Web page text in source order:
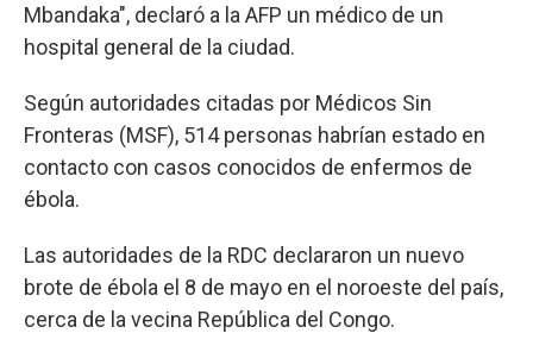
Mbandaka", declaró a la AFP un médico de un
hospital general de la ciudad.
Según autoridades citadas por Médicos Sin
Fronteras (MSF), 514 personas habrían estado en
contacto con casos conocidos de enfermos de
ébola.
Las autoridades de la RDC declararon un nuevo
brote de ébola el 8 de mayo en el noroeste del país,
cerca de la vecina República del Congo.